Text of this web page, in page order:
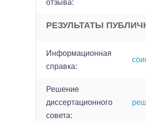
отзыва:
РЕЗУЛЬТАТЫ
Информационная
справка:
Решение
диссертационного
совета: